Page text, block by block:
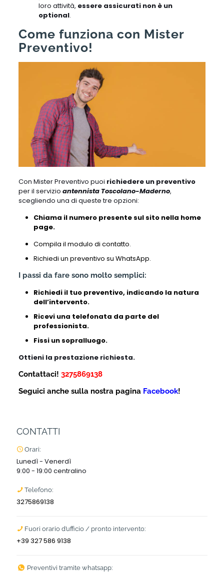
loro attività, essere assicurati non è un
optional.
Come funziona con Mister
Preventivo!
Con Mister Preventivo puoi richiedere un preventivo
per il servizio antennista Toscolano-Maderno,
scegliendo una di queste tre opzioni:
Chiama il numero presente sul sito nella home
page.
Compila il modulo di contatto.
Richiedi un preventivo su WhatsApp.
I passi da fare sono molto semplici:
Richiedi il tuo preventivo, indicando la natura
dell’intervento.
Ricevi una telefonata da parte del
professionista.
Fissi un sopralluogo.
Ottieni la prestazione richiesta.
Contattaci! 3275869138
Seguici anche sulla nostra pagina Facebook!
CONTATTI
Orari:
Lunedì - Venerdì
9:00 - 19:00 centralino
Telefono:
3275869138
Fuori orario d’ufficio / pronto intervento:
+39 327 586 9138
Preventivi tramite whatsapp: